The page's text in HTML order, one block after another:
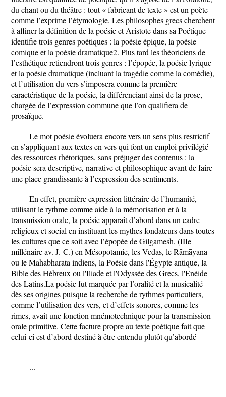
du chant ou du théâtre : tout « fabricant de texte » est un poète
comme l’exprime l’étymologie. Les philosophes grecs cherchent
à affiner la définition de la poésie et Aristote dans sa Poétique
identifie trois genres poétiques : la poésie épique, la poésie
comique et la poésie dramatique2. Plus tard les théoriciens de
l’esthétique retiendront trois genres : l’épopée, la poésie lyrique
et la poésie dramatique (incluant la tragédie comme la comédie),
et l’utilisation du vers s’imposera comme la première
caractéristique de la poésie, la différenciant ainsi de la prose,
chargée de l’expression commune que l’on qualifiera de
prosaïque.
Le mot poésie évoluera encore vers un sens plus restrictif
en s’appliquant aux textes en vers qui font un emploi privilégié
des ressources rhétoriques, sans préjuger des contenus : la
poésie sera descriptive, narrative et philosophique avant de faire
une place grandissante à l’expression des sentiments.
En effet, première expression littéraire de l’humanité,
utilisant le rythme comme aide à la mémorisation et à la
transmission orale, la poésie apparaît d’abord dans un cadre
religieux et social en instituant les mythes fondateurs dans toutes
les cultures que ce soit avec l’épopée de Gilgamesh, (IIIe
millénaire av. J.‑C.) en Mésopotamie, les Vedas, le Rāmāyana
ou le Mahabharata indiens, la Poésie dans l'Égypte antique, la
Bible des Hébreux ou l'Iliade et l'Odyssée des Grecs, l'Enéide
des Latins.La poésie fut marquée par l’oralité et la musicalité
dès ses origines puisque la recherche de rythmes particuliers,
comme l’utilisation des vers, et d’effets sonores, comme les
rimes, avait une fonction mnémotechnique pour la transmission
orale primitive. Cette facture propre au texte poétique fait que
celui-ci est d’abord destiné à être entendu plutôt qu’abordé
...